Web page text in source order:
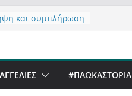
και συμπλήρωση
ο
ΑΓΓΕΛΙΕΣ #ΠΑΩΚΑΣΤΟΡΙΑ